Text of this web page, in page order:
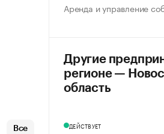
Все
Аренда и управление
Другие
регионе —
область
ДЕЙСТВУЕТ